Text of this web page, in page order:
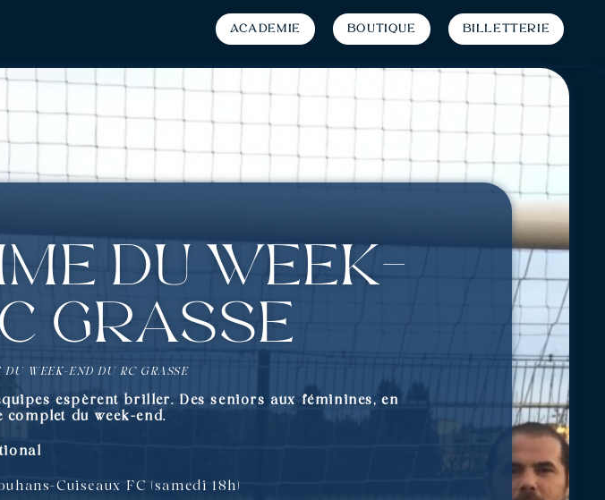
Académie Boutique Billetterie
du week-
Grasse
DU WEEK-END DU RC GRASSE
espèrent briller. Des seniors aux féminines, en
du week-end.
Cuiseaux FC (samedi 18h)